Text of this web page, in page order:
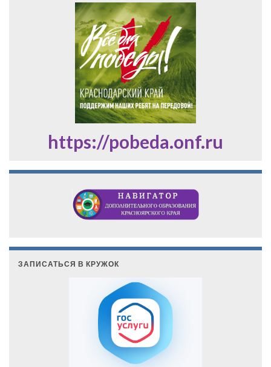
https://pobeda.onf.ru
ЗАПИСАТЬСЯ В КРУЖОК